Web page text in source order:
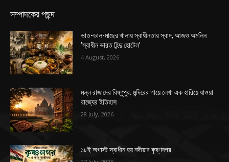
সম্পাদকের পছন্দ
ভাত-ডাল-মাছের থালায় স্বাধীনতার স্বাদ, আজও অমলিন
‘স্বাধীন ভারত হিন্দু হোটেল’
4 August, 2026
মল্ল রাজাদের বিষ্ণুপুর: মন্দিরের গায়ে লেখা এক হারিয়ে যাওয়া
রাজ্যের ইতিহাস
28 July, 2026
১৮ই অগাস্ট স্বাধীন হয় নদীয়ার কৃষ্ণনগর